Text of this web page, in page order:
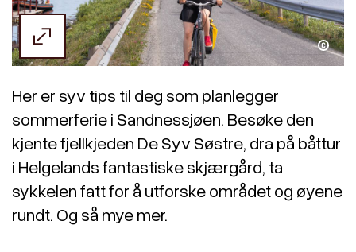
Kathrine Sørgård / NordNorge.com
Her er syv tips til deg som planlegger
sommerferie i Sandnessjøen. Besøke den
kjente fjellkjeden De Syv Søstre, dra på båttur
i Helgelands fantastiske skjærgård, ta
sykkelen fatt for å utforske området og øyene
rundt. Og så mye mer.